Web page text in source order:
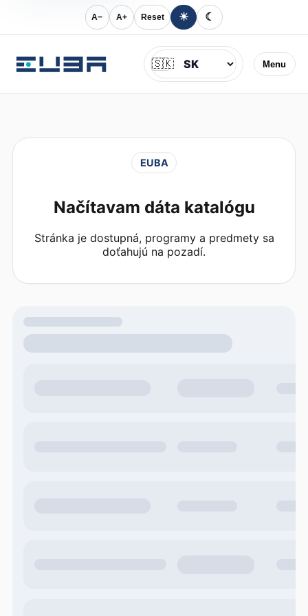
A− A+ Reset ☀ ☾
Menu
Jazyk
🇸🇰
EUBA
Načítavam dáta katalógu
Stránka je dostupná, programy a predmety sa
doťahujú na pozadí.